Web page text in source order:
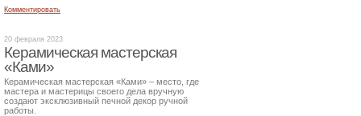
Комментировать
20 февраля 2023
Керамическая мастерская
«Ками»
Керамическая мастерская «Ками» – место, где
мастера и мастерицы своего дела вручную
создают эксклюзивный печной декор ручной
работы.